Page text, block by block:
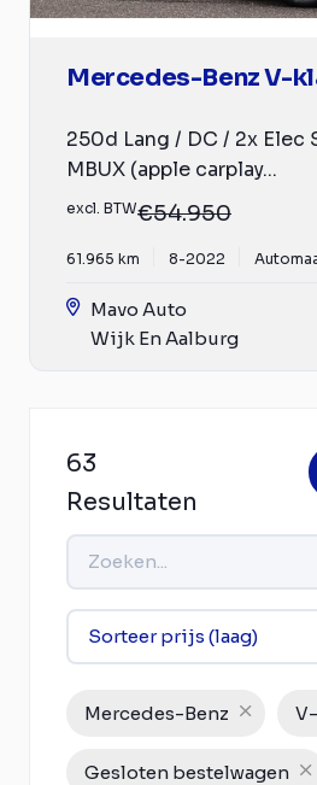
Mercedes-Benz V-
250d Lang / DC / 2x Elec
MBUX (apple carplay...
excl. BTW€54.950
61.965 km 8-2022
Mavo Auto
Wijk En Aalburg
63
Resultaten
Mercedes-Benz
Gesloten bestelwagen